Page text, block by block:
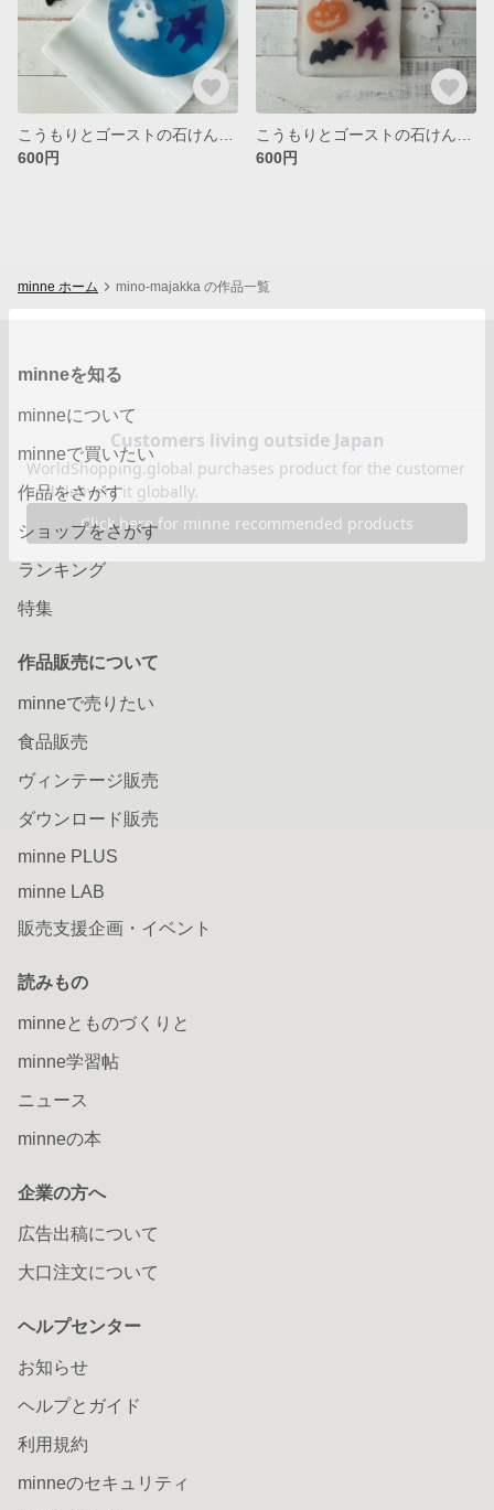
600円
600円
minne ホーム mino-majakka の作品一覧
minneを知る
minneについて
minneで買いたい
作品をさがす
ショップをさがす
ランキング
特集
作品販売について
minneで売りたい
食品販売
ヴィンテージ販売
ダウンロード販売
minne PLUS
minne LAB
販売支援企画・イベント
読みもの
minneとものづくりと
minne学習帖
ニュース
minneの本
企業の方へ
広告出稿について
大口注文について
ヘルプセンター
お知らせ
ヘルプとガイド
利用規約
minneのセキュリティ